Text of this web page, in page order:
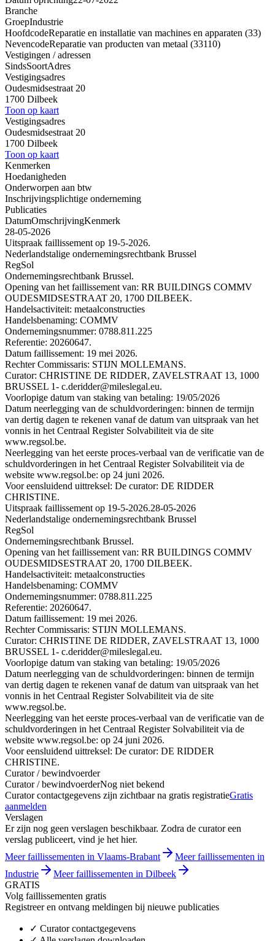
Branche
GroepIndustrie
HoofdcodeReparatie en installatie van machines en apparaten (33)
NevencodeReparatie van producten van metaal (33110)
Vestigingen / adressen
SindsSoortAdres
Vestigingsadres
Oudesmidsestraat 20
1700 Dilbeek
Toon op kaart
Vestigingsadres
Oudesmidsestraat 20
1700 Dilbeek
Toon op kaart
Kenmerken
Hoedanigheden
Onderworpen aan btw
Inschrijvingsplichtige onderneming
Publicaties
DatumOmschrijvingKenmerk
28-05-2026
Uitspraak faillissement op 19-5-2026.
Nederlandstalige ondernemingsrechtbank Brussel
RegSol
Ondernemingsrechtbank Brussel.
Opening van het faillissement van: RR BUILDINGS COMMV
OUDESMIDSESTRAAT 20, 1700 DILBEEK.
Handelsactiviteit: metaalconstructies
Handelsbenaming: COMMV
Ondernemingsnummer: 0788.811.225
Referentie: 20260647.
Datum faillissement: 19 mei 2026.
Rechter Commissaris: STIJN MOLLEMANS.
Curator: CHRISTINE DE RIDDER, ZAVELSTRAAT 13, 1000
BRUSSEL 1- c.deridder@mileslegal.eu.
Voorlopige datum van staking van betaling: 19/05/2026
Datum neerlegging van de schuldvorderingen: binnen de termijn
van dertig dagen te rekenen vanaf de datum van uitspraak van het
vonnis in het Centraal Register Solvabiliteit via de site
www.regsol.be.
Neerlegging van het eerste proces-verbaal van de verificatie van de
schuldvorderingen in het Centraal Register Solvabiliteit via de
website www.regsol.be: op 24 juni 2026.
Voor eensluidend uittreksel: De curator: DE RIDDER
CHRISTINE.
Uitspraak faillissement op 19-5-2026.28-05-2026
Nederlandstalige ondernemingsrechtbank Brussel
RegSol
Ondernemingsrechtbank Brussel.
Opening van het faillissement van: RR BUILDINGS COMMV
OUDESMIDSESTRAAT 20, 1700 DILBEEK.
Handelsactiviteit: metaalconstructies
Handelsbenaming: COMMV
Ondernemingsnummer: 0788.811.225
Referentie: 20260647.
Datum faillissement: 19 mei 2026.
Rechter Commissaris: STIJN MOLLEMANS.
Curator: CHRISTINE DE RIDDER, ZAVELSTRAAT 13, 1000
BRUSSEL 1- c.deridder@mileslegal.eu.
Voorlopige datum van staking van betaling: 19/05/2026
Datum neerlegging van de schuldvorderingen: binnen de termijn
van dertig dagen te rekenen vanaf de datum van uitspraak van het
vonnis in het Centraal Register Solvabiliteit via de site
www.regsol.be.
Neerlegging van het eerste proces-verbaal van de verificatie van de
schuldvorderingen in het Centraal Register Solvabiliteit via de
website www.regsol.be: op 24 juni 2026.
Voor eensluidend uittreksel: De curator: DE RIDDER
CHRISTINE.
Curator / bewindvoerder
Curator / bewindvoerderNog niet bekend
Curator contactgegevens zijn zichtbaar na gratis registratieGratis
aanmelden
Verslagen
Er zijn nog geen verslagen beschikbaar. Zodra de curator een
verslag publiceert, vind je het hier.
Meer faillissementen in Vlaams-Brabant
Meer faillissementen in
Industrie
Meer faillissementen in Dilbeek
GRATIS
Volg faillissementen gratis
Registreer en ontvang meldingen bij nieuwe publicaties
✓ Curator contactgegevens